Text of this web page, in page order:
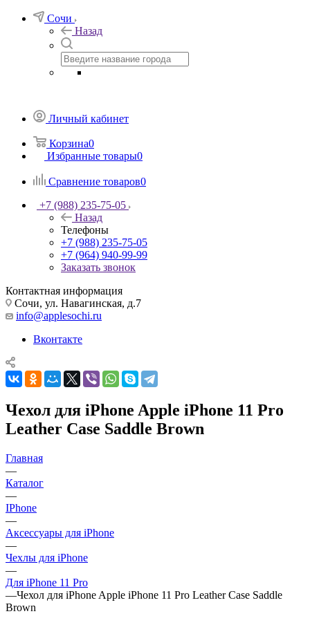
Сочи
Назад
Личный кабинет
Корзина0
Избранные товары0
Сравнение товаров0
+7 (988) 235-75-05
Назад
Телефоны
+7 (988) 235-75-05
+7 (964) 940-99-99
Заказать звонок
Контактная информация
Сочи, ул. Навагинская, д.7
info@applesochi.ru
Вконтакте
Чехол для iPhone Apple iPhone 11 Pro
Leather Case Saddle Brown
Главная
—
Каталог
—
IPhone
—
Аксессуары для iPhone
—
Чехлы для iPhone
—
Для iPhone 11 Pro
—Чехол для iPhone Apple iPhone 11 Pro Leather Case Saddle
Brown